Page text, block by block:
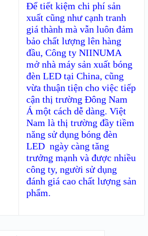
Để tiết kiệm chi phí sản
xuất cũng như cạnh tranh
giá thành mà vẫn luôn đảm
bảo chất lượng lên hàng
đầu, Công ty NIINUMA
mở nhà máy sản xuất bóng
đèn LED tại China, cũng
vừa thuận tiện cho việc tiếp
cận thị trường Đông Nam
Á một cách dễ dàng. Việt
Nam là thị trường đầy tiềm
năng sử dụng bóng đèn
LED ngày càng tăng
trưởng mạnh và được nhiều
công ty, người sử dụng
đánh giá cao chất lượng sản
phẩm.